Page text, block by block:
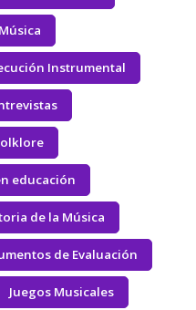
Instrumental
educación
de la Música
de Evaluación
Juegos Musicales